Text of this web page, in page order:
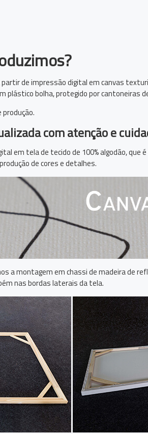
de impressão digital em canvas
bolha, protegido por cantoneiras
com atenção e
em tela de tecido de 100% algodão,
de cores e detalhes.
a montagem em chassi de madeira de
nas bordas laterais da tela.